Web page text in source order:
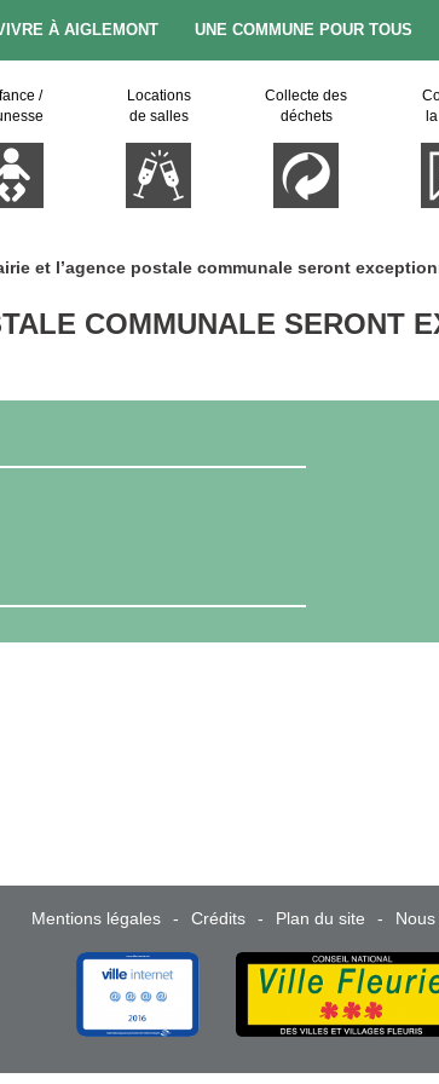
À AIGLEMONT UNE COMMUNE POUR TOUS
/
Locations
de salles
Collecte des
déchets
et l’agence postale communale seront
COMMUNALE SERONT
Mentions légales Crédits Plan du site